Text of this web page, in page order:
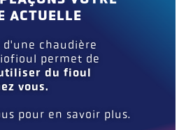
ACTUELLE
chaudière
permet de
du fioul
vous.
pour en savoir plus.